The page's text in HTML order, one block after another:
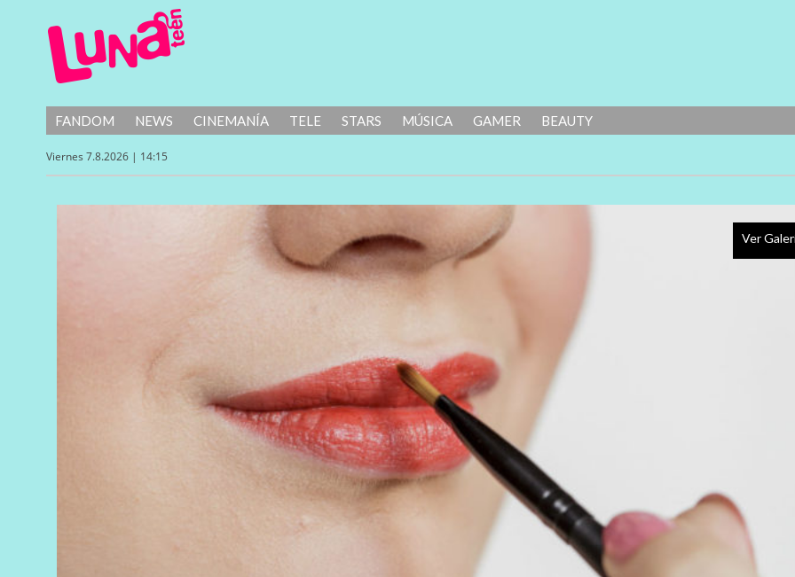
FANDOM NEWS CINEMANÍA TELE STARS MÚSICA GAMER BEAUTY
Viernes 7.8.2026 | 14:15
Ver